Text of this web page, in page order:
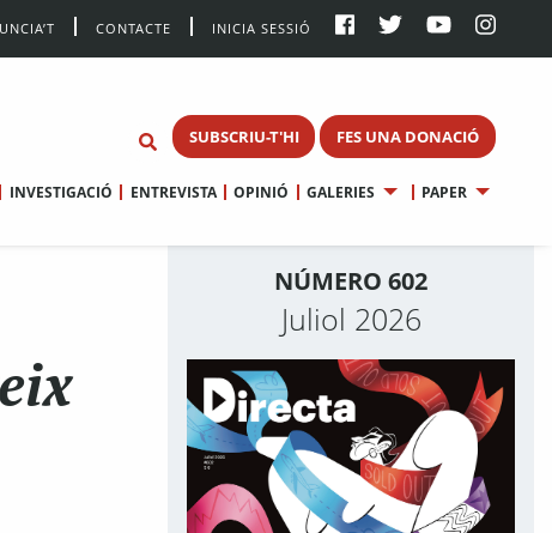
CONTACTE INICIA SESSIÓ
SUBSCRIU-T'HI FES UNA DONACIÓ
INVESTIGACIÓ ENTREVISTA OPINIÓ GALERIES PAPER
NÚMERO 602
Juliol 2026